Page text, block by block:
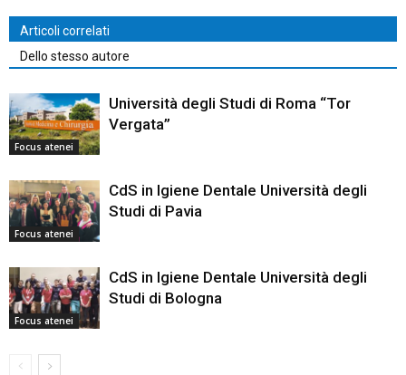
Articoli correlati
Dello stesso autore
Focus atenei
Università degli Studi di Roma “Tor
Vergata”
Focus atenei
CdS in Igiene Dentale Università degli
Studi di Pavia
Focus atenei
CdS in Igiene Dentale Università degli
Studi di Bologna